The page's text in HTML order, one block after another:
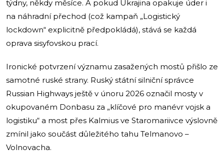
týdny, někdy měsíce. A pokud Ukrajina opakuje úder i
na náhradní přechod (což kampaň „Logistický
lockdown“ explicitně předpokládá), stává se každá
oprava sisyfovskou prací.
Ironické potvrzení významu zasažených mostů přišlo ze
samotné ruské strany. Ruský státní silniční správce
Russian Highways ještě v únoru 2026 označil mosty v
okupovaném Donbasu za „klíčové pro manévr vojsk a
logistiku“ a most přes Kalmius ve Staromariivce výslovně
zmínil jako součást důležitého tahu Telmanovo –
Volnovacha.